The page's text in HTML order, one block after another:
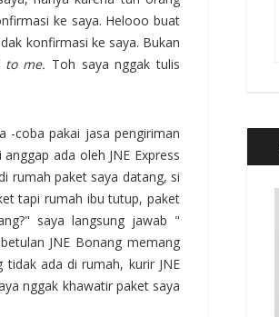
ke saya. Helooo buat
konfirmasi ke saya. Bukan
to me. Toh saya nggak tulis
-coba pakai jasa pengiriman
ada oleh JNE Express
rumah paket saya datang, si
tapi rumah ibu tutup, paket
saya langsung jawab "
JNE Bonang memang
tidak ada di rumah, kurir JNE
nggak khawatir paket saya